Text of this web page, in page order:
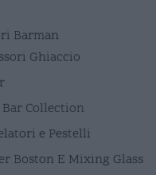
Barman
Ghiaccio
Collection
e Pestelli
Boston E Mixing Glass